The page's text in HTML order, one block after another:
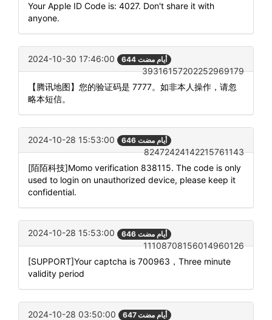
Your Apple ID Code is: 4027. Don't share it with
anyone.
2024-10-30 17:46:00 644 أيام مضت
39316157202252969179
【腾讯地图】您的验证码是 7777。如非本人操作，请忽
略本短信。
2024-10-28 15:53:00 646 أيام مضت
82472424142215761143
[陌陌科技]Momo verification 838115. The code is only
used to login on unauthorized device, please keep it
confidential.
2024-10-28 15:53:00 646 أيام مضت
11108708156014960126
[SUPPORT]Your captcha is 700963，Three minute
validity period
2024-10-28 03:50:00 647 أيام مضت